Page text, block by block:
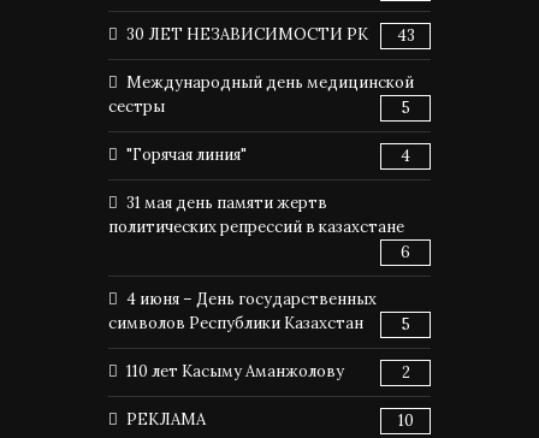
30 ЛЕТ НЕЗАВИСИМОСТИ РК 43
Международный день медицинской
сестры
5
"Горячая линия" 4
31 мая день памяти жертв
политических репрессий в казахстане
6
4 июня – День государственных
символов Республики Казахстан
5
110 лет Касыму Аманжолову 2
РЕКЛАМА 10